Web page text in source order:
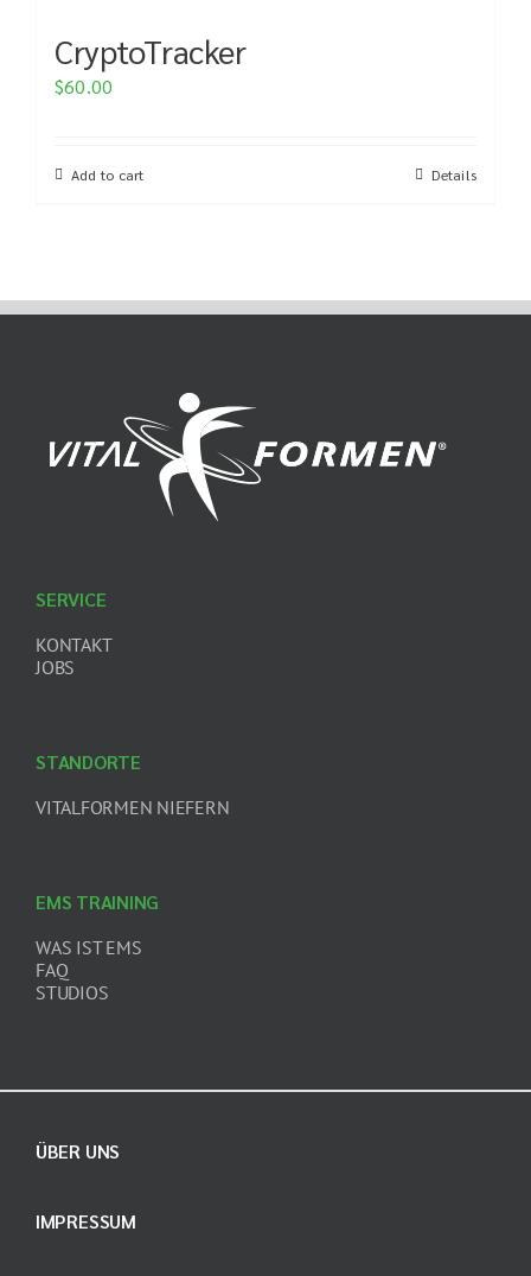
CryptoTracker
$60.00
Add to cart Details
EMS TRAINING
WAS IST EMS
FAQ
STUDIOS
SERVICE
KONTAKT
JOBS
STANDORTE
VITALFORMEN NIEFERN
ÜBER UNS
IMPRESSUM